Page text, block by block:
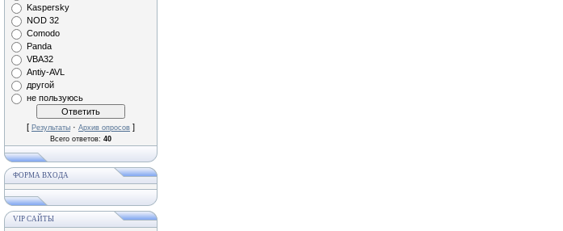
Kaspersky
NOD 32
Comodo
Panda
VBA32
Antiy-AVL
другой
не пользуюсь
[ Результаты · Архив опросов ]
Всего ответов: 40
ФОРМА ВХОДА
VIP САЙТЫ